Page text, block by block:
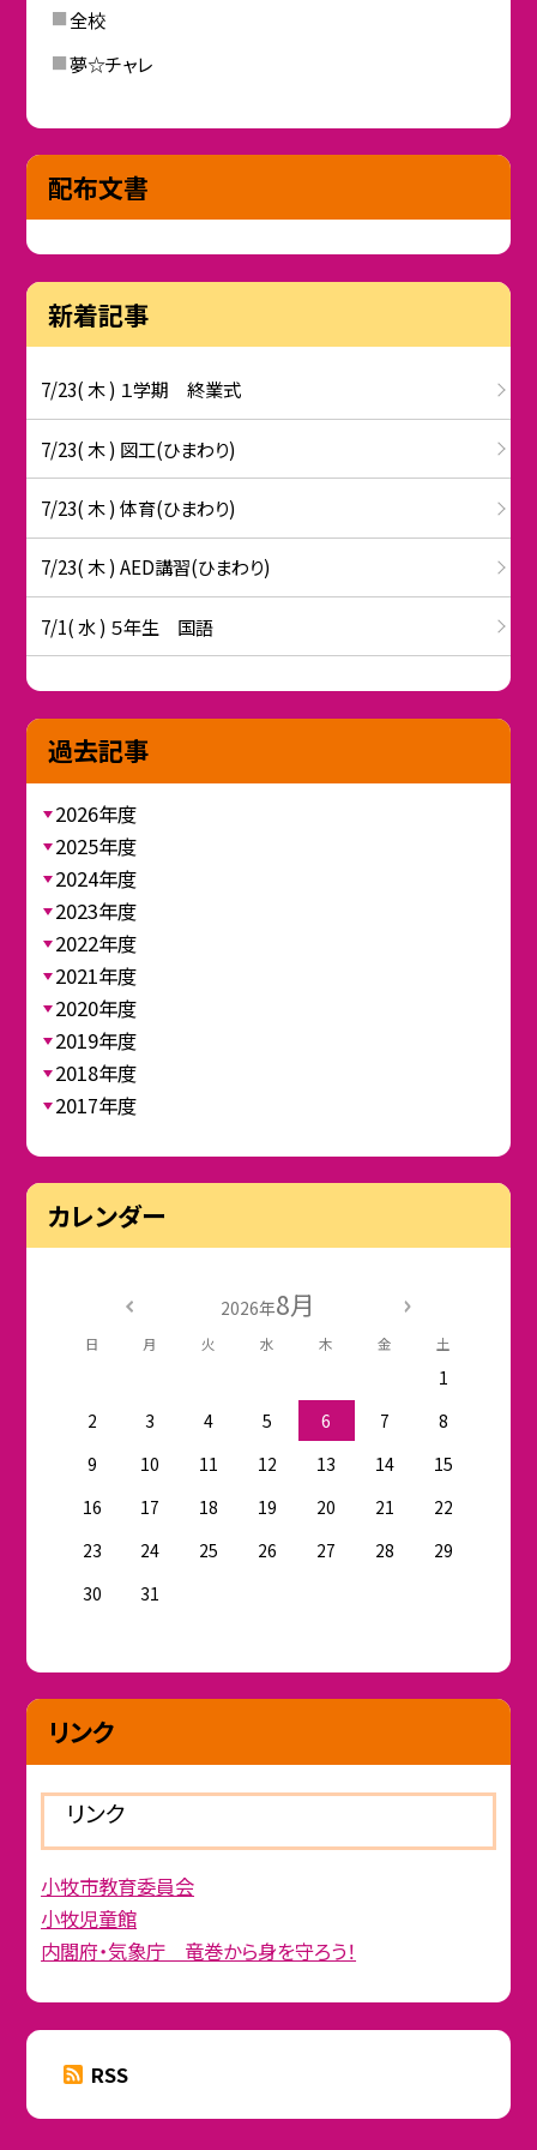
全校
夢☆チャレ
配布文書
新着記事
7/23( 木 ) １学期 終業式
7/23( 木 ) 図工(ひまわり)
7/23( 木 ) 体育(ひまわり)
7/23( 木 ) AED講習(ひまわり)
7/1( 水 ) ５年生 国語
過去記事
2026年度
2025年度
2024年度
2023年度
2022年度
2021年度
2020年度
2019年度
2018年度
2017年度
カレンダー
2026年8月
日 月 火 水 木 金 土
1
2
3 4 5 6 7
8
9
10 11 12 13 14
15
16
17 18 19 20 21
22
23
24 25 26 27 28
29
30
31
リンク
リンク
小牧市教育委員会
小牧児童館
内閣府・気象庁 竜巻から身を守ろう！
RSS